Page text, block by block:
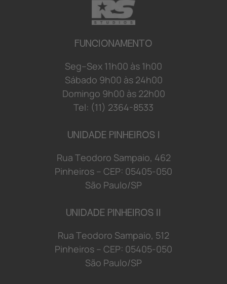
FUNCIONAMENTO
Seg–Sex 11h00 às 1h00
Sábado 9h00 às 24h00
Domingo 9h00 às 22h00
Tel: (11) 2364-8533
UNIDADE PINHEIROS I
Rua Teodoro Sampaio, 462
Pinheiros – CEP: 05405-050
São Paulo/SP
UNIDADE PINHEIROS II
Rua Teodoro Sampaio, 512
Pinheiros – CEP: 05405-050
São Paulo/SP